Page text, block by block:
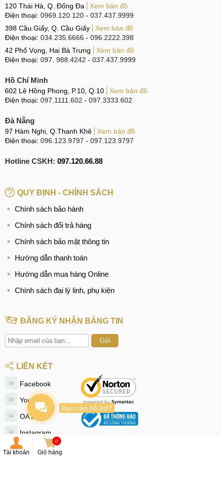
120 Thái Hà, Q. Đống Đa
Xem bản đồ
Điện thoại: 0969.120.120 - 037.437.9999
398 Cầu Giấy, Q. Cầu Giấy
Xem bản đồ
Điện thoại: 034.235.6666 - 096.2222.398
42 Phố Vọng, Hai Bà Trưng
Xem bản đồ
Điện thoại: 097. 988.4242 - 037.437.9999
Hồ Chí Minh
602 Lê Hồng Phong, P.10, Q.10
Xem bản đồ
Điện thoại: 097.1111.602 - 097.3333.602
Đà Nẵng
97 Hàm Nghi, Q.Thanh Khê
Xem bản đồ
Điện thoại: 096.123.9797 - 097.123.9797
Hotline CSKH: 097.120.66.88
QUY ĐỊNH - CHÍNH SÁCH
Chính sách bảo hành
Chính sách đổi trả hàng
Chính sách bảo mật thông tin
Hướng dẫn thanh toán
Hướng dẫn mua hàng Online
Chính sách đại lý linh, phụ kiện
ĐĂNG KÝ NHẬN BẢNG TIN
Gửi
LIÊN KẾT
Facebook
Youtube
OA Zalo
Instagram
Tiktok
Tài khoản
0
Giỏ hàng
Bạn cần hỗ trợ?